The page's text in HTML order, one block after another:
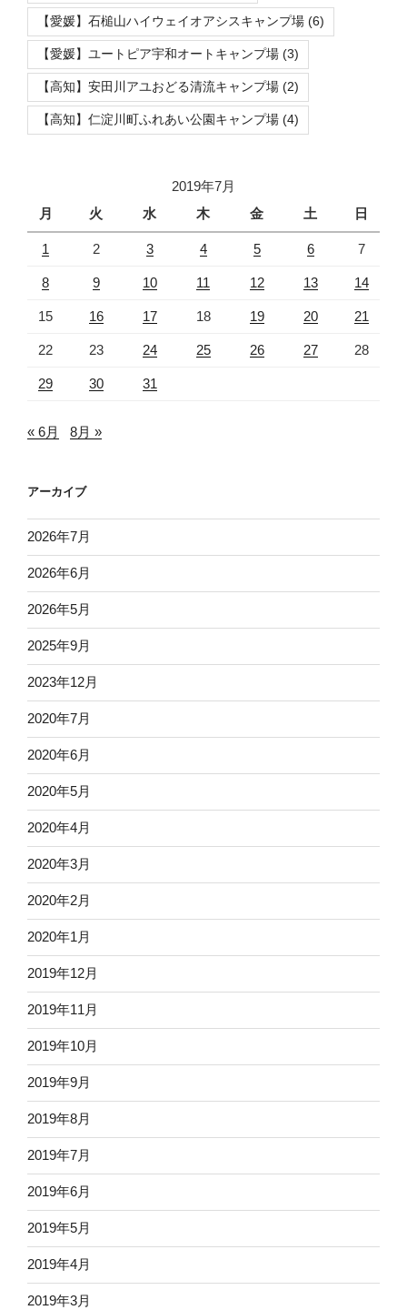
【愛媛】石槌山ハイウェイオアシスキャンプ場 (6)
【愛媛】ユートピア宇和オートキャンプ場 (3)
【高知】安田川アユおどる清流キャンプ場 (2)
【高知】仁淀川町ふれあい公園キャンプ場 (4)
2019年7月
月
火 水 木 金 土 日
1 2 3 4 5 6 7
8 9 10 11 12 13 14
15 16 17 18 19 20 21
22 23 24 25 26 27 28
29 30 31
« 6月 8月 »
アーカイブ
2026年7月
2026年6月
2026年5月
2025年9月
2023年12月
2020年7月
2020年6月
2020年5月
2020年4月
2020年3月
2020年2月
2020年1月
2019年12月
2019年11月
2019年10月
2019年9月
2019年8月
2019年7月
2019年6月
2019年5月
2019年4月
2019年3月